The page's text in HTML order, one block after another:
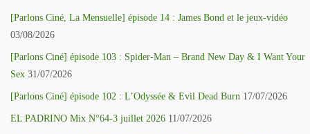
[Parlons Ciné, La Mensuelle] épisode 14 : James Bond et le jeux-vidéo
03/08/2026
[Parlons Ciné] épisode 103 : Spider-Man – Brand New Day & I Want Your
Sex 31/07/2026
[Parlons Ciné] épisode 102 : L’Odyssée & Evil Dead Burn 17/07/2026
EL PADRINO Mix N°64-3 juillet 2026 11/07/2026